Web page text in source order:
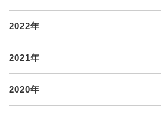
2022年
2021年
2020年